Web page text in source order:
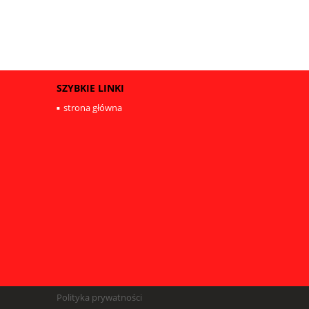
SZYBKIE LINKI
strona główna
Polityka prywatności